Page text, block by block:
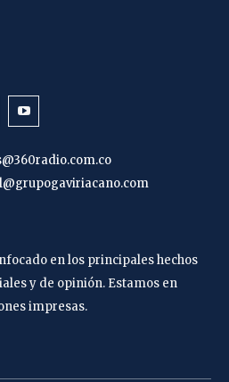
en los principales hechos
y de opinión. Estamos en
impresas.